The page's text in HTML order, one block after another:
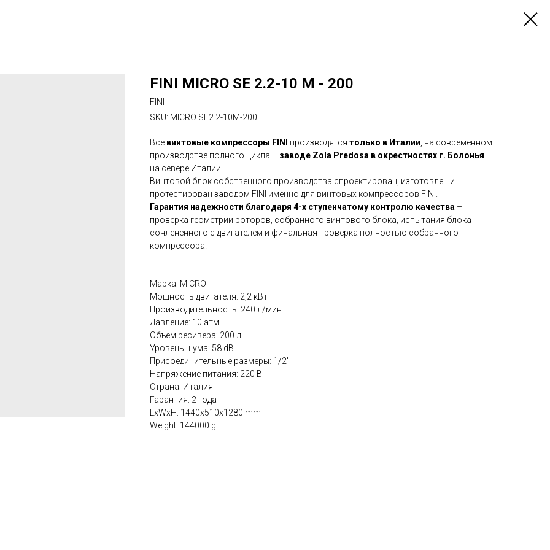
FINI MICRO SE 2.2-10 M - 200
FINI
SKU: MICRO SE2.2-10M-200
Все винтовые компрессоры FINI производятся только в Италии , на современном
производстве полного цикла – заводе Zola Predosa в окрестностях г. Болонья
на севере Италии.
Винтовой блок собственного производства спроектирован, изготовлен и
протестирован заводом FINI именно для винтовых компрессоров FINI.
Гарантия надежности благодаря 4-х ступенчатому контролю качества –
проверка геометрии роторов, собранного винтового блока, испытания блока
сочлененного с двигателем и финальная проверка полностью собранного
компрессора.
Марка: MICRO
Мощность двигателя: 2,2 кВт
Производительность: 240 л/мин
Давление: 10 атм
Объем ресивера: 200 л
Уровень шума: 58 dB
Присоединительные размеры: 1/2"
Напряжение питания: 220 В
Страна: Италия
Гарантия: 2 года
LxWxH: 1440x510x1280 mm
Weight: 144000 g